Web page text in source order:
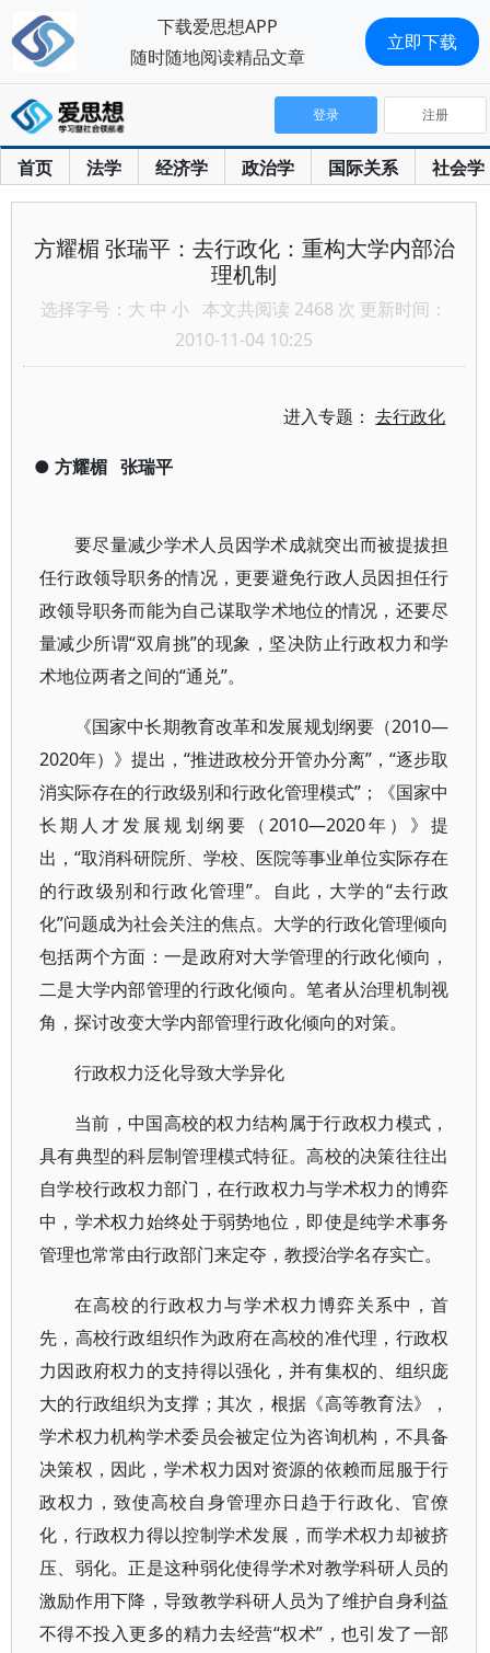
首页 法学 经济学 政治学 国际关系 社会学
登录 注册
方耀楣 张瑞平：去行政化：重构大学内部治
理机制
选择字号： 大 中 小 本文共阅读 2468 次 更新时间：
2010-11-04 10:25
进入专题：去行政化
● 方耀楣 张瑞平
要尽量减少学术人员因学术成就突出而被提拔担
任行政领导职务的情况，更要避免行政人员因担任行
政领导职务而能为自己谋取学术地位的情况，还要尽
量减少所谓“双肩挑”的现象，坚决防止行政权力和学
术地位两者之间的“通兑”。
《国家中长期教育改革和发展规划纲要（2010—
2020年）》提出，“推进政校分开管办分离”，“逐步取
消实际存在的行政级别和行政化管理模式”；《国家中
长期人才发展规划纲要（2010—2020年）》提
出，“取消科研院所、学校、医院等事业单位实际存在
的行政级别和行政化管理”。自此，大学的“去行政
化”问题成为社会关注的焦点。大学的行政化管理倾向
包括两个方面：一是政府对大学管理的行政化倾向，
二是大学内部管理的行政化倾向。笔者从治理机制视
角，探讨改变大学内部管理行政化倾向的对策。
行政权力泛化导致大学异化
当前，中国高校的权力结构属于行政权力模式，
具有典型的科层制管理模式特征。高校的决策往往出
自学校行政权力部门，在行政权力与学术权力的博弈
中，学术权力始终处于弱势地位，即使是纯学术事务
管理也常常由行政部门来定夺，教授治学名存实亡。
在高校的行政权力与学术权力博弈关系中，首
先，高校行政组织作为政府在高校的准代理，行政权
力因政府权力的支持得以强化，并有集权的、组织庞
大的行政组织为支撑；其次，根据《高等教育法》，
学术权力机构学术委员会被定位为咨询机构，不具备
决策权，因此，学术权力因对资源的依赖而屈服于行
政权力，致使高校自身管理亦日趋于行政化、官僚
化，行政权力得以控制学术发展，而学术权力却被挤
压、弱化。正是这种弱化使得学术对教学科研人员的
激励作用下降，导致教学科研人员为了维护自身利益
不得不投入更多的精力去经营“权术”，也引发了一部
下载爱思想APP
随时随地阅读精品文章
立即下载